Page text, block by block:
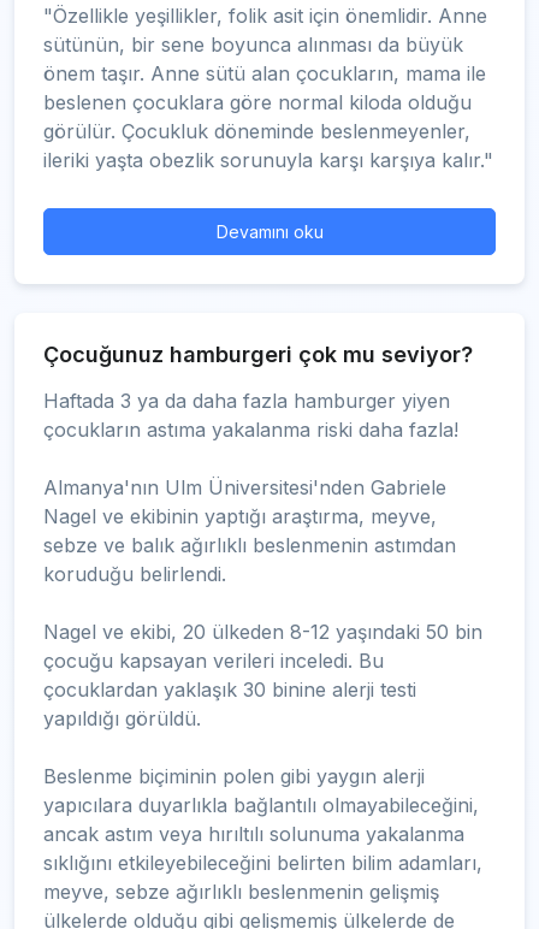
"Özellikle yeşillikler, folik asit için önemlidir. Anne
sütünün, bir sene boyunca alınması da büyük
önem taşır. Anne sütü alan çocukların, mama ile
beslenen çocuklara göre normal kiloda olduğu
görülür. Çocukluk döneminde beslenmeyenler,
ileriki yaşta obezlik sorunuyla karşı karşıya kalır."
Devamını oku
Çocuğunuz hamburgeri çok mu seviyor?
Haftada 3 ya da daha fazla hamburger yiyen
çocukların astıma yakalanma riski daha fazla!
Almanya'nın Ulm Üniversitesi'nden Gabriele
Nagel ve ekibinin yaptığı araştırma, meyve,
sebze ve balık ağırlıklı beslenmenin astımdan
koruduğu belirlendi.
Nagel ve ekibi, 20 ülkeden 8-12 yaşındaki 50 bin
çocuğu kapsayan verileri inceledi. Bu
çocuklardan yaklaşık 30 binine alerji testi
yapıldığı görüldü.
Beslenme biçiminin polen gibi yaygın alerji
yapıcılara duyarlıkla bağlantılı olmayabileceğini,
ancak astım veya hırıltılı solunuma yakalanma
sıklığını etkileyebileceğini belirten bilim adamları,
meyve, sebze ağırlıklı beslenmenin gelişmiş
ülkelerde olduğu gibi gelişmemiş ülkelerde de